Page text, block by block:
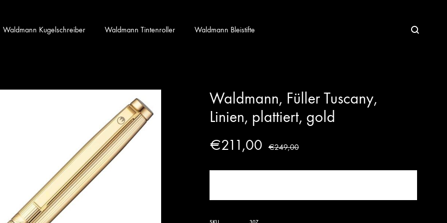
Waldmann Kugelschreiber Waldmann Tintenroller Waldmann Bleistifte
Waldmann, Füller Tuscany,
Linien, plattiert, gold
€211,00 €249,00